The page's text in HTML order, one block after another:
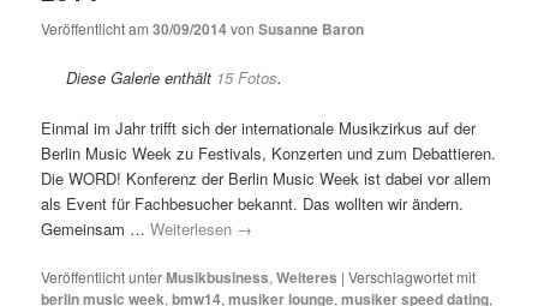
Veröffentlicht am30/09/2014vonSusanne Baron
Diese Galerie enthält 15 Fotos.
Einmal im Jahr trifft sich der internationale Musikzirkus auf der
Berlin Music Week zu Festivals, Konzerten und zum Debattieren.
Die WORD! Konferenz der Berlin Music Week ist dabei vor allem
als Event für Fachbesucher bekannt. Das wollten wir ändern.
Gemeinsam …Weiterlesen →
Veröffentlicht unterMusikbusiness,Weiteres |Verschlagwortet mit
berlin music week,bmw14,musiker lounge,musiker speed dating,